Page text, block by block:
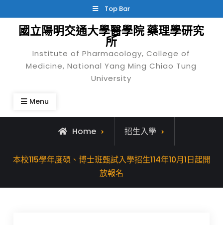
to
content
Top Bar
國立陽明交通大學醫學院 藥理學研究
所
Institute of Pharmacology, College of
Medicine, National Yang Ming Chiao Tung
University
Menu
Home 招生入學
本校115學年度碩、博士班甄試入學招生114年10月1日起開
放報名